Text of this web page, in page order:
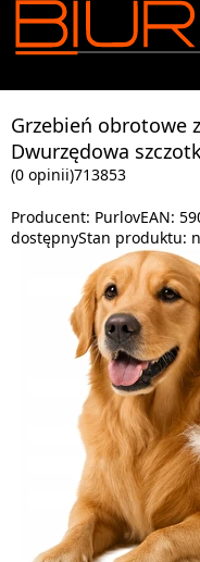
Grzebień obrotowe
Dwurzędowa
(0 opinii)713853
Producent: PurlovEAN:
dostępnyStan produktu: